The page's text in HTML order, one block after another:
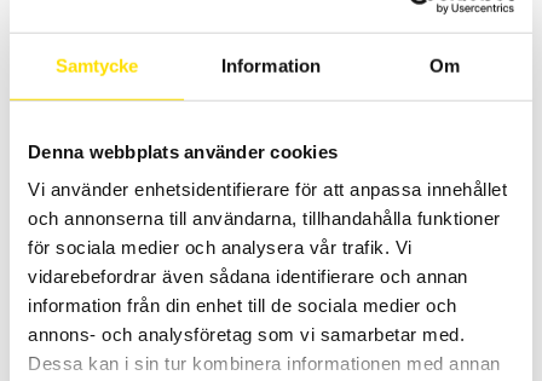
Samtycke Information Om
Denna webbplats använder cookies
Vi använder enhetsidentifierare för att anpassa innehållet
och annonserna till användarna, tillhandahålla funktioner
för sociala medier och analysera vår trafik. Vi
vidarebefordrar även sådana identifierare och annan
information från din enhet till de sociala medier och
annons- och analysföretag som vi samarbetar med.
Dessa kan i sin tur kombinera informationen med annan
CA 6612 & CA 6611 Fasföljdsvisare samt motortest
CA6612 för att kontrollera fasföljd samt CA6611 för kontrioll av både
fasföljd- och motorkontroll.
1,990.00KR LÄS MER